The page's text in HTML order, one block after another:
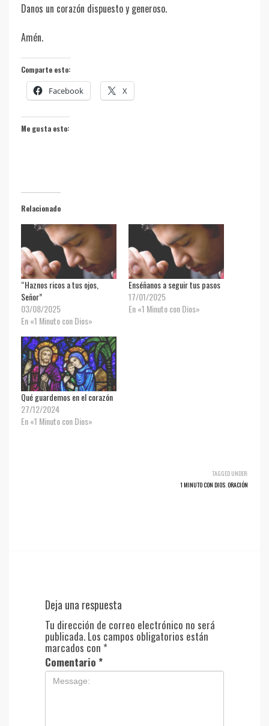
Danos un corazón dispuesto y generoso.
Amén.
Comparte esto:
Facebook X
Me gusta esto:
Relacionado
“Haznos ricos a tus ojos,
Señor”
03/08/2025
En «1 Minuto con Dios»
Enséñanos a seguir tus pasos
17/01/2025
En «1 Minuto con Dios»
Qué guardemos en el corazón
27/12/2024
En «1 Minuto con Dios»
TAGGED UNDER:
1 MINUTO CON DIOS ORACIÓN
Deja una respuesta
Tu dirección de correo electrónico no será
publicada. Los campos obligatorios están
marcados con *
Comentario *